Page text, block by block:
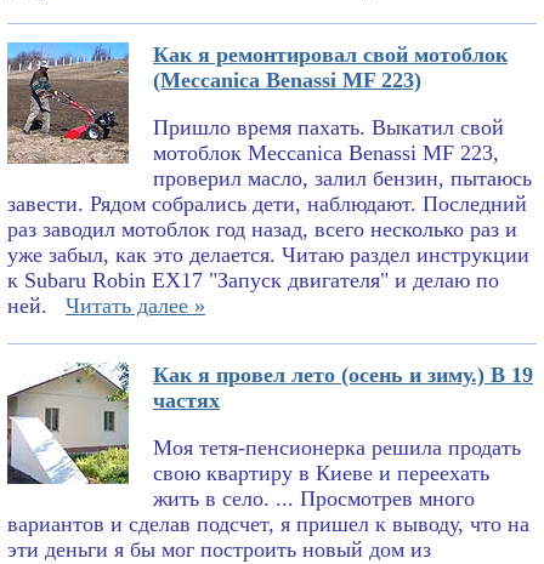
Как я ремонтировал свой мотоблок
(Meccanica Benassi MF 223)
Пришло время пахать. Выкатил свой
мотоблок Meccanica Benassi MF 223,
проверил масло, залил бензин, пытаюсь
завести. Рядом собрались дети, наблюдают. Последний
раз заводил мотоблок год назад, всего несколько раз и
уже забыл, как это делается. Читаю раздел инструкции
к Subaru Robin EX17 "Запуск двигателя" и делаю по
ней.
Читать далее »
Как я провел лето (осень и зиму.) В 19
частях
Моя тетя-пенсионерка решила продать
свою квартиру в Киеве и переехать
жить в село. ... Просмотрев много
вариантов и сделав подсчет, я пришел к выводу, что на
эти деньги я бы мог построить новый дом из